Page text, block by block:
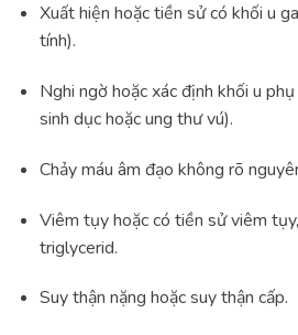
Xuất hiện hoặc tiền sử có khối u
tính).
Nghi ngờ hoặc xác định khối u
sinh dục hoặc ung thư vú).
Chảy máu âm đạo không rõ
Viêm tụy hoặc có tiền sử viêm
triglycerid.
Suy thận nặng hoặc suy thận cấp.